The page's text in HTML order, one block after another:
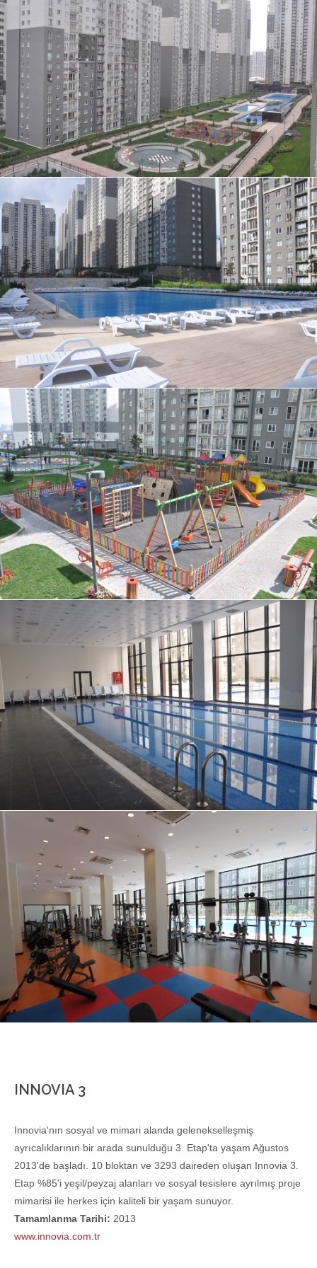
INNOVIA 3
Innovia'nın sosyal ve mimari alanda gelenekselleşmiş
ayrıcalıklarının bir arada sunulduğu 3. Etap'ta yaşam Ağustos
2013'de başladı. 10 bloktan ve 3293 daireden oluşan Innovia 3.
Etap %85'i yeşil/peyzaj alanları ve sosyal tesislere ayrılmış proje
mimarisi ile herkes için kaliteli bir yaşam sunuyor.
Tamamlanma Tarihi: 2013
www.innovia.com.tr